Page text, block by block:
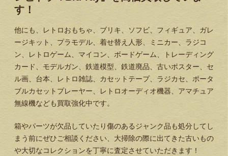
す！
他にも、レトロおもちゃ、ブリキ、ソフビ、フィギュア、ガレ
ージキット、プラモデル、着せ替え人形、ミニカー、ラジコ
ン、レトロゲーム、マイコン、ボードゲーム、トレーディング
カード、モデルガン、鉄道模型、鉄道廃品、古いポスター、セ
ル画、台本、レトロ雑誌、カセットテープ、ラジカセ、ポータ
ブルカセットプレーヤー、レトロオーディオ機器、アマチュア
無線機なども買取強化中です。
箱やパーツが欠品していたり傷のあるジャンク品も処分してし
まう前にぜひご相談ください、大掃除の際に出てきた古いもの
や大切なコレクションを丁寧に査定させていただきます！